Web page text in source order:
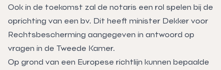
Ook in de toekomst zal de notaris een rol spelen bij de
oprichting van een bv. Dit heeft minister Dekker voor
Rechtsbescherming aangegeven in antwoord op
vragen in de Tweede Kamer.
Op grond van een Europese richtlijn kunnen bepaalde